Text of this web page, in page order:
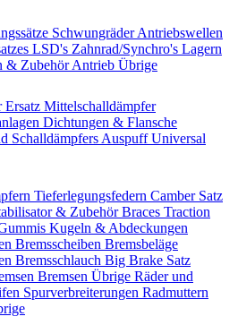
SchwungräderAntriebswellen
LSD's Zahnrad/Synchro's Lagern
& ZubehörAntrieb Übrige
Ersatz Mittelschalldämpfer
Dichtungen & Flansche
Schalldämpfers Auspuff Universal
Tieferlegungsfedern Camber Satz
& ZubehörBraces Traction
Kugeln & Abdeckungen
Bremsscheiben Bremsbeläge
Bremsschlauch Big Brake Satz
Bremsen Übrige Räder und
Spurverbreiterungen Radmuttern